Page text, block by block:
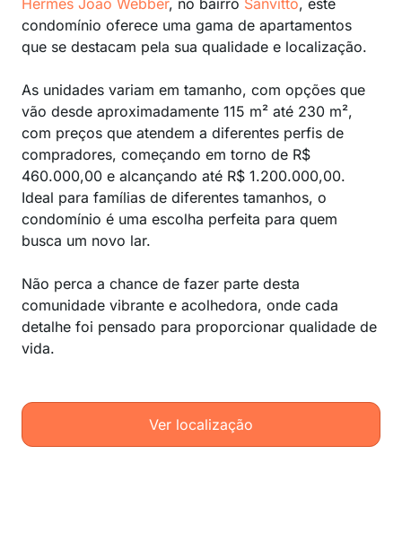
Hermes João Webber, no bairro Sanvitto, este
condomínio oferece uma gama de apartamentos
que se destacam pela sua qualidade e localização.
As unidades variam em tamanho, com opções que
vão desde aproximadamente 115 m² até 230 m²,
com preços que atendem a diferentes perfis de
compradores, começando em torno de R$
460.000,00 e alcançando até R$ 1.200.000,00.
Ideal para famílias de diferentes tamanhos, o
condomínio é uma escolha perfeita para quem
busca um novo lar.
Não perca a chance de fazer parte desta
comunidade vibrante e acolhedora, onde cada
detalhe foi pensado para proporcionar qualidade de
vida.
Ver localização